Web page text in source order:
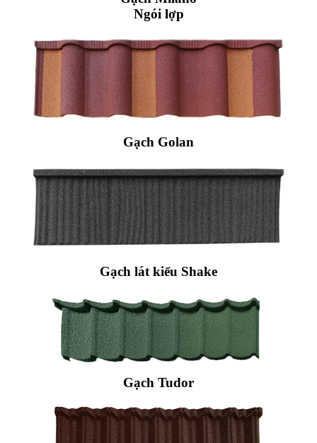
Ngói lợp
Gạch Golan
Gạch lát kiểu Shake
Gạch Tudor